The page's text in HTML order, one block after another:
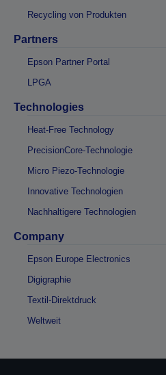
Recycling von Produkten
Partners
Epson Partner Portal
LPGA
Technologies
Heat-Free Technology
PrecisionCore-Technologie
Micro Piezo-Technologie
Innovative Technologien
Nachhaltigere Technologien
Company
Epson Europe Electronics
Digigraphie
Textil-Direktdruck
Weltweit